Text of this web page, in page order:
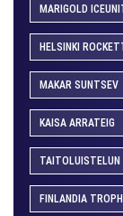
MARIGOLD
HELSINKI
MAKAR SUNTSEV
KAISA ARRATEIG
TAITOLUISTELUN
FINLANDIA